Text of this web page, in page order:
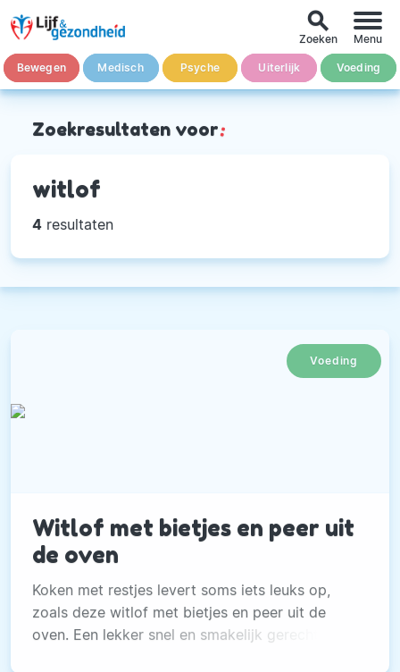
Bewegen Medisch Psyche Uiterlijk Voeding
search
Zoeken Menu
Zoekresultaten voor:
witlof
4 resultaten
Voeding
Witlof met bietjes en peer uit
de oven
Koken met restjes levert soms iets leuks op,
zoals deze witlof met bietjes en peer uit de
oven. Een lekker snel en smakelijk gerecht.